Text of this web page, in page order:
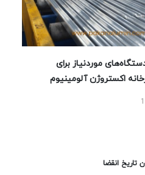
موردنیاز برای
اکستروژن آلومینیوم
انقضا